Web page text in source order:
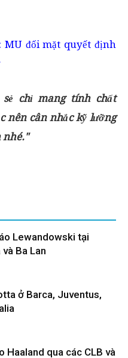
MU đối mặt quyết định
chỉ mang tính chất
nên cân nhắc kỹ lưỡng
nhé."
Lewandowski tại
Ba Lan
ở Barca, Juventus,
Haaland qua các CLB và